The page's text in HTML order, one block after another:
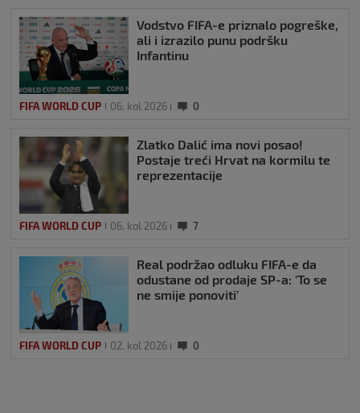
Vodstvo FIFA-e priznalo pogreške,
ali i izrazilo punu podršku
Infantinu
FIFA WORLD CUP 06. kol 2026 0
Zlatko Dalić ima novi posao!
Postaje treći Hrvat na kormilu te
reprezentacije
FIFA WORLD CUP 06. kol 2026 7
Real podržao odluku FIFA-e da
odustane od prodaje SP-a: ‘To se
ne smije ponoviti’
FIFA WORLD CUP 02. kol 2026 0